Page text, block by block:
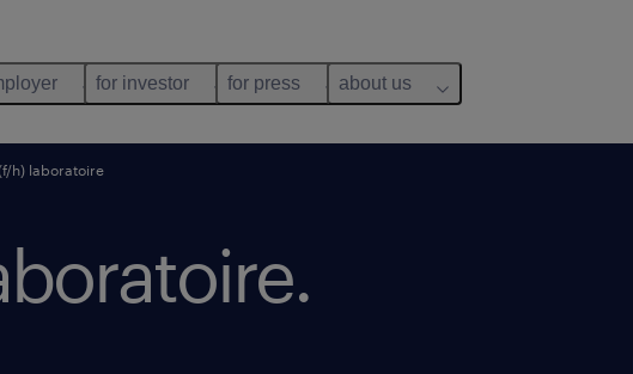
for investor for press about us
h) laboratoire
.